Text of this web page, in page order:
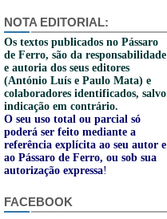
NOTA EDITORIAL:
Os textos publicados no Pássaro
de Ferro, são da responsabilidade
e autoria dos seus editores
(António Luís e Paulo Mata) e
colaboradores identificados, salvo
indicação em contrário.
O seu uso total ou parcial só
poderá ser feito mediante a
referência explícita ao seu autor e
ao Pássaro de Ferro, ou sob sua
autorização expressa!
FACEBOOK